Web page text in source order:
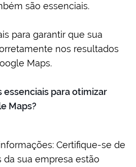
são essenciais.
para garantir que sua
nos resultados
Maps.
essenciais para otimizar
Maps?
Certifique-se de
sua empresa estão